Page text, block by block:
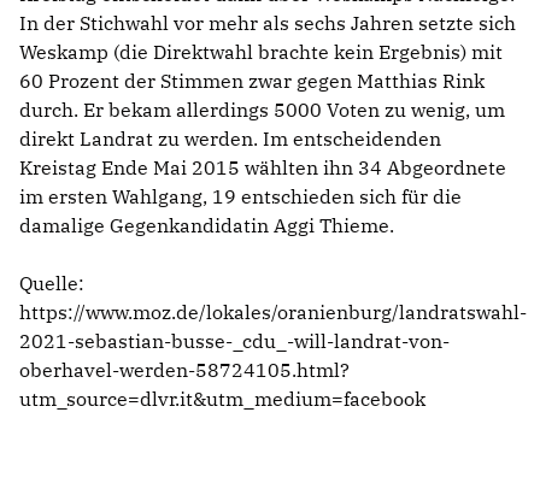
In der Stichwahl vor mehr als sechs Jahren setzte sich
Weskamp (die Direktwahl brachte kein Ergebnis) mit
60 Prozent der Stimmen zwar gegen Matthias Rink
durch. Er bekam allerdings 5000 Voten zu wenig, um
direkt Landrat zu werden. Im entscheidenden
Kreistag Ende Mai 2015 wählten ihn 34 Abgeordnete
im ersten Wahlgang, 19 entschieden sich für die
damalige Gegenkandidatin Aggi Thieme.
Quelle:
https://www.moz.de/lokales/oranienburg/landratswahl-
2021-sebastian-busse-_cdu_-will-landrat-von-
oberhavel-werden-58724105.html?
utm_source=dlvr.it&utm_medium=facebook